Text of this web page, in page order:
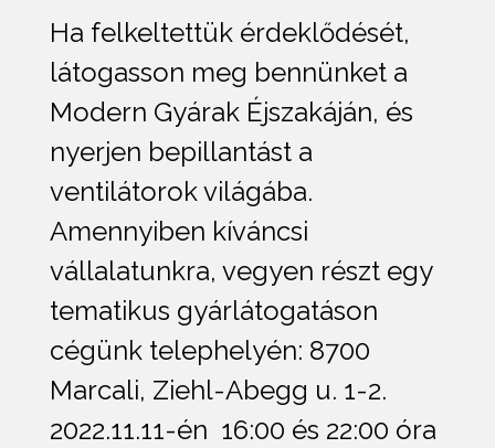
Ha felkeltettük érdeklődését,
látogasson meg bennünket a
Modern Gyárak Éjszakáján, és
nyerjen bepillantást a
ventilátorok világába.
Amennyiben kíváncsi
vállalatunkra, vegyen részt egy
tematikus gyárlátogatáson
cégünk telephelyén: 8700
Marcali, Ziehl-Abegg u. 1-2.
2022.11.11-én 16:00 és 22:00 óra